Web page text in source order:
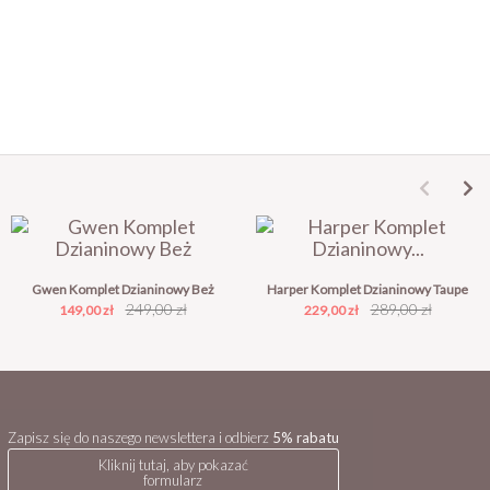
Gwen Komplet Dzianinowy Beż
Cena
149,00 zł
Cena
249,00 zł
Harper Komplet Dzianinowy Taupe
Cena
229,00 zł
Cena
289,00 zł
Zapisz się do naszego newslettera i odbierz 5% rabatu
Kliknij tutaj, aby pokazać
formularz